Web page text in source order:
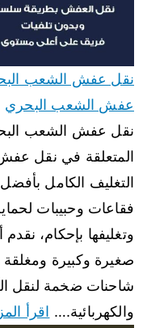
عفش الشعب البحري
نقل عفش الشعب
المتعلقة في نقل
التغليف الكامل
فقاعات وحبيبات
وتغليفها بإحكام،
صغيرة وكبيرة
شاحنات ضخمة لنقل
والكهربائية.… اقرأ